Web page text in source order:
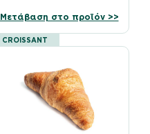
Μετάβαση στο προϊόν >>
CROISSANT